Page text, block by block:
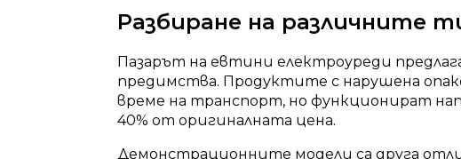
Разбиране на различните
Пазарът на евтини електроуреди
предимства. Продуктите с нарушена
време на транспорт, но функционират
40% от оригиналната цена.
Демонстрационните модели са друга